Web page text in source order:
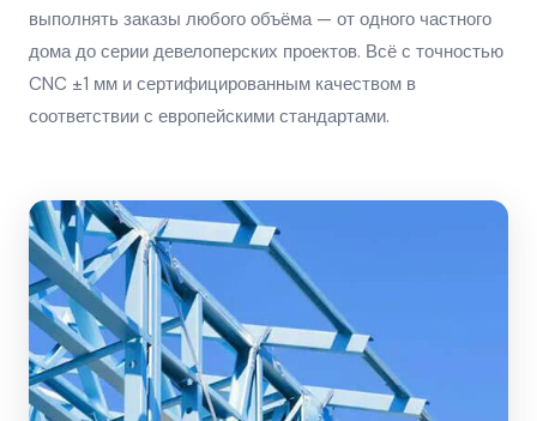
выполнять заказы любого объёма — от одного частного
дома до серии девелоперских проектов. Всё с точностью
CNC ±1 мм и сертифицированным качеством в
соответствии с европейскими стандартами.